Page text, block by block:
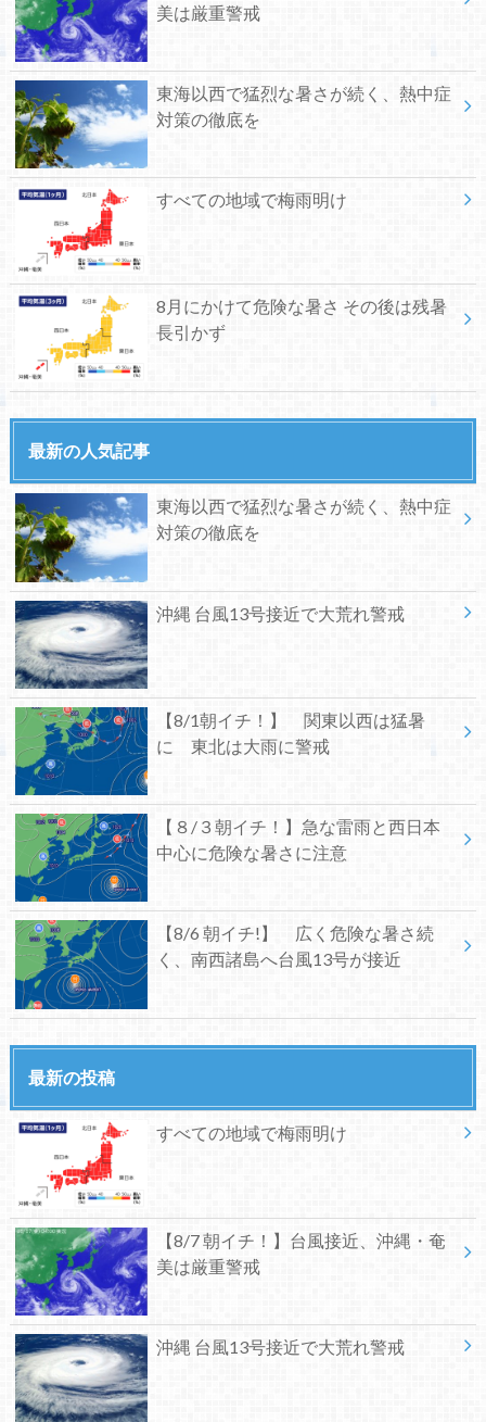
美は厳重警戒
東海以西で猛烈な暑さが続く、熱中症
対策の徹底を
すべての地域で梅雨明け
8月にかけて危険な暑さ その後は残暑
長引かず
最新の人気記事
東海以西で猛烈な暑さが続く、熱中症
対策の徹底を
沖縄 台風13号接近で大荒れ警戒
【8/1朝イチ！】 関東以西は猛暑
に 東北は大雨に警戒
【８/３朝イチ！】急な雷雨と西日本
中心に危険な暑さに注意
【8/6 朝イチ!】 広く危険な暑さ続
く、南西諸島へ台風13号が接近
最新の投稿
すべての地域で梅雨明け
【8/7 朝イチ！】台風接近、沖縄・奄
美は厳重警戒
沖縄 台風13号接近で大荒れ警戒